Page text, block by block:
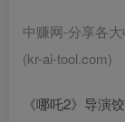
中赚网-分享各
(kr-ai-tool.com)
《哪吒2》导演